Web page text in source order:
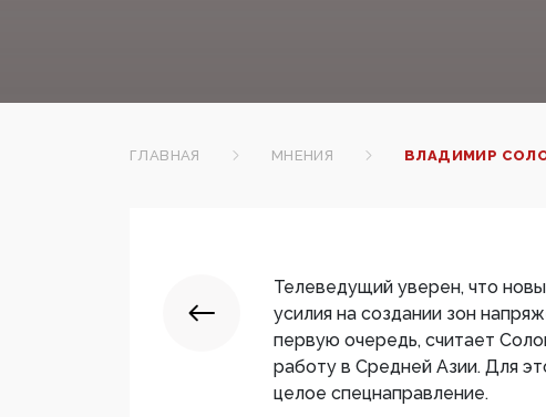
ГЛАВНАЯ МНЕНИЯ ВЛАДИМИР
Телеведущий уверен, что
усилия на создании зон
первую очередь, считает
работу в Средней Азии. Для
целое спецнаправление.